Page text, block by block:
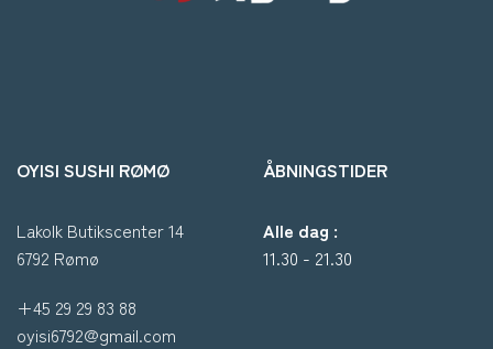
OYISI SUSHI RØMØ
Lakolk Butikscenter 14
6792 Rømø
+45 29 29 83 88
oyisi6792@gmail.com
ÅBNINGSTIDER
Alle dag :
11.30 - 21.30